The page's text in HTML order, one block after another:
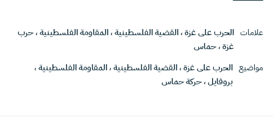
علامات الحرب على غزة،القضية الفلسطينية،المقاومة الفلسطينية،حرب
غزة،حماس
مواضيع الحرب على غزة،القضية الفلسطينية،المقاومة الفلسطينية،
بروفايل،حركة حماس